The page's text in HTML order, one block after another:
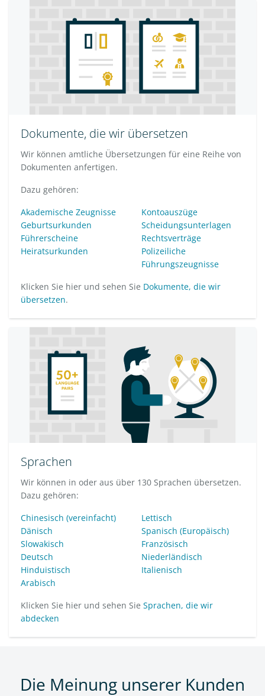
Dokumente, die wir übersetzen
Wir können amtliche Übersetzungen für eine Reihe von
Dokumenten anfertigen.
Dazu gehören:
Akademische Zeugnisse
Kontoauszüge
Geburtsurkunden
Scheidungsunterlagen
Führerscheine
Rechtsverträge
Heiratsurkunden
Polizeiliche
Führungszeugnisse
Klicken Sie hier und sehen Sie Dokumente, die wir
übersetzen.
Sprachen
Wir können in oder aus über 130 Sprachen übersetzen.
Dazu gehören:
Chinesisch (vereinfacht)
Lettisch
Dänisch
Spanisch (Europäisch)
Slowakisch
Französisch
Deutsch
Niederländisch
Hinduistisch
Italienisch
Arabisch
Klicken Sie hier und sehen Sie Sprachen, die wir
abdecken
Die Meinung unserer Kunden